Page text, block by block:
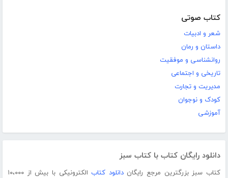
کتاب صوتی
شعر و ادبیات
داستان و رمان
روانشناسی و موفقیت
تاریخی و اجتماعی
مدیریت و تجارت
کودک و نوجوان
آموزشی
دانلود رایگان کتاب با کتاب سبز
کتاب سبز بزرگترین مرجع رایگاندانلود کتاب
الکترونیکی با بیش از ۱۰،۰۰۰